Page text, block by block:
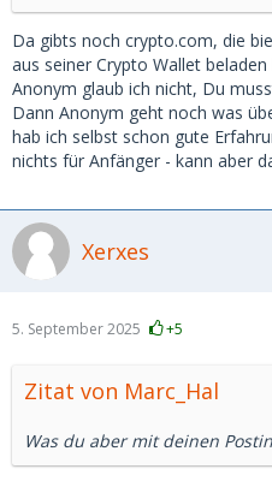
Da gibts noch crypto.com, die
aus seiner Crypto Wallet beladen
Anonym glaub ich nicht, Du
Dann Anonym geht noch was
hab ich selbst schon gute
nichts für Anfänger - kann aber
Xerxes
5. September 2025 +5
Zitat von Marc_Hal
Was du aber mit deinen